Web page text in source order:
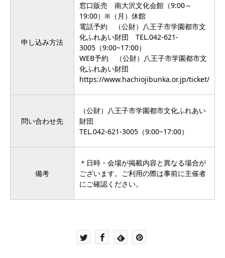
申し込み方法
窓口販売 南大沢文化会館（9:00～
19:00）※（月）休館
電話予約 （公財）八王子市学園都市文
化ふれあい財団 TEL.042-621-
3005 （9:00~17:00）
WEB予約 （公財）八王子市学園都市文
化ふれあい財団
https://www.hachiojibunka.or.jp/ticket/
問い合わせ先
（公財）八王子市学園都市文化ふれあい
財団
TEL.042-621-3005 （9:00~17:00）
備考
＊日時・会場が掲載内容と異なる場合が
ございます。ご利用の際は事前に主催者
にご確認ください。